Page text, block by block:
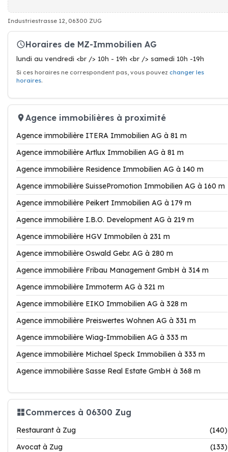
Industriestrasse 12, 06300 ZUG
Horaires de MZ-Immobilien AG
lundi au vendredi <br /> 10h - 19h <br /> samedi 10h -19h
Si ces horaires ne correspondent pas, vous pouvez changer les
horaires.
Agence immobilières à proximité
Agence immobilière ITERA Immobilien AG à 81 m
Agence immobilière Artlux Immobilien AG à 81 m
Agence immobilière Residence Immobilien AG à 140 m
Agence immobilière SuissePromotion Immobilien AG à 160 m
Agence immobilière Peikert Immobilien AG à 179 m
Agence immobilière I.B.O. Development AG à 219 m
Agence immobilière HGV Immobilen à 231 m
Agence immobilière Oswald Gebr. AG à 280 m
Agence immobilière Fribau Management GmbH à 314 m
Agence immobilière Immoterm AG à 321 m
Agence immobilière EIKO Immobilien AG à 328 m
Agence immobilière Preiswertes Wohnen AG à 331 m
Agence immobilière Wiag-Immobilien AG à 333 m
Agence immobilière Michael Speck Immobilien à 333 m
Agence immobilière Sasse Real Estate GmbH à 368 m
Commerces à 06300 Zug
Restaurant à Zug
(140)
Avocat à Zug
(133)